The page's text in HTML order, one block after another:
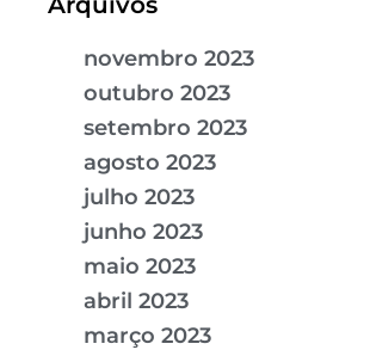
novembro 2023
outubro 2023
setembro 2023
agosto 2023
julho 2023
junho 2023
maio 2023
abril 2023
março 2023